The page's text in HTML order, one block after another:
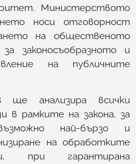
Министерството
носи отговорност
на общественото
законосъобразното и
на публичните
анализира всички
в рамките на закона, за
най-бързо и
на обработките
при гарантирана